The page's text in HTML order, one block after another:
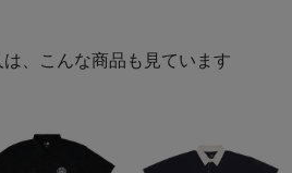
、こんな商品も見ています